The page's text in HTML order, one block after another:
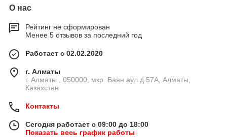
О нас
Рейтинг не сформирован
Менее 5 отзывов за последний год
Работает с 02.02.2020
г. Алматы
г. Алматы , 050000, мкр. Баян аул д.57А, Алматы,
Казахстан
Контакты
Сегодня работает с 09:00 до 18:00
Показать весь график работы